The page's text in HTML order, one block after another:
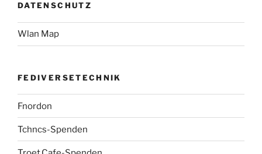
DATENSCHUTZ
Wlan Map
FEDIVERSETECHNIK
Fnordon
Tchncs-Spenden